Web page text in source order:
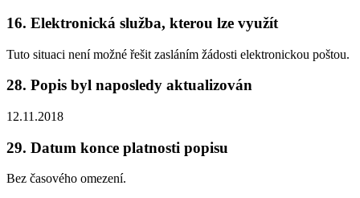
16. Elektronická služba, kterou lze využít
Tuto situaci není možné řešit zasláním žádosti elektronickou poštou.
28. Popis byl naposledy aktualizován
12.11.2018
29. Datum konce platnosti popisu
Bez časového omezení.